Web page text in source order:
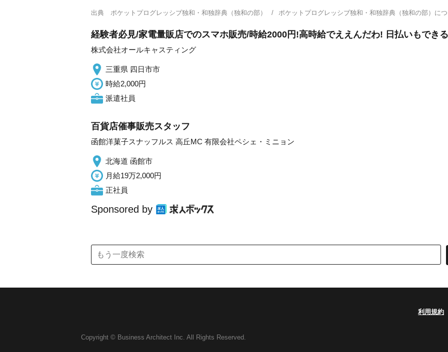
出典 ポケットプログレッシブ独和・和独辞典（独和の部） ポケットプログレッシブ独和・和独辞典（独和の部）
経験者必見/家電量販店でのスマホ販売/時給2000円!高時給でええんだわ! 日払いもでき
株式会社オールキャスティング
三重県 四日市市
時給2,000円
派遣社員
百貨店催事販売スタッフ
函館洋菓子スナッフルス 高丘MC 有限会社ペシェ・ミニョン
北海道 函館市
月給19万2,000円
正社員
Sponsored by
利用規約
Copyright © Business Architect Inc. All Rights Reserved.